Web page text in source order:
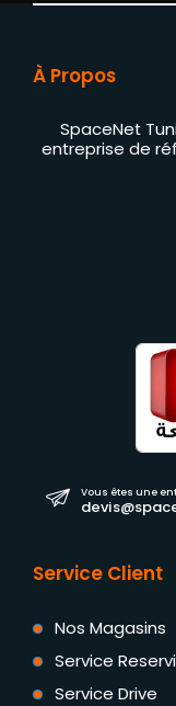
À Propos
SpaceNet
entreprise de
Vous êtes une
Service Client
Nos Magasins
Service
Service Drive